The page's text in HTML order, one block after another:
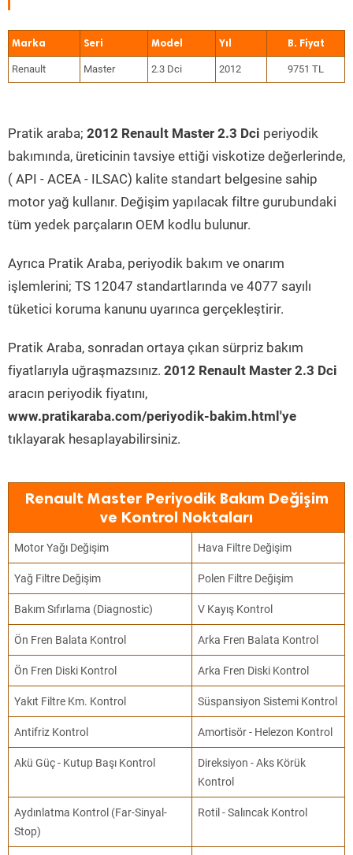
Marka Seri Model Yıl
Renault Master 2.3 Dci 2012 9751 TL
Pratik araba; 2012 Renault Master 2.3 Dci periyodik
bakımında, üreticinin tavsiye ettiği viskotize değerlerinde,
( API - ACEA - ILSAC) kalite standart belgesine sahip
motor yağ kullanır. Değişim yapılacak filtre gurubundaki
tüm yedek parçaların OEM kodlu bulunur.
Ayrıca Pratik Araba, periyodik bakım ve onarım
işlemlerini; TS 12047 standartlarında ve 4077 sayılı
tüketici koruma kanunu uyarınca gerçekleştirir.
Pratik Araba, sonradan ortaya çıkan sürpriz bakım
fiyatlarıyla uğraşmazsınız. 2012 Renault Master 2.3 Dci
aracın periyodik fiyatını,
www.pratikaraba.com/periyodik-bakim.html'ye
tıklayarak hesaplayabilirsiniz.
Renault Master Periyodik Bakım Değişim
ve Kontrol Noktaları
Motor Yağı Değişim Hava Filtre Değişim
Yağ Filtre Değişim Polen Filtre Değişim
Bakım Sıfırlama (Diagnostic) V Kayış Kontrol
Ön Fren Balata Kontrol Arka Fren Balata Kontrol
Ön Fren Diski Kontrol Arka Fren Diski Kontrol
Yakıt Filtre Km. Kontrol Süspansiyon Sistemi Kontrol
Antifriz Kontrol Amortisör - Helezon Kontrol
Akü Güç - Kutup Başı Kontrol
Direksiyon - Aks Körük
Kontrol
Aydınlatma Kontrol (Far-Sinyal-
Stop)
Rotil - Salıncak Kontrol